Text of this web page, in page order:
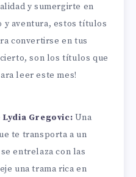
y sumergirte en
y aventura, estos títulos
convertirse en tus
son los títulos que
leer este mes!
Lydia Gregovic: Una
te transporta a un
entrelaza con las
una trama rica en